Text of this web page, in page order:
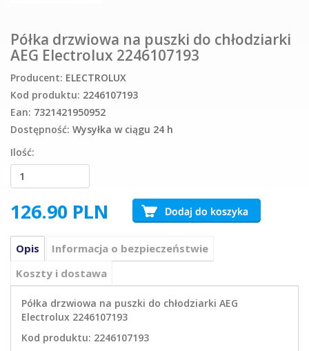
Półka drzwiowa na puszki do chłodziarki
AEG Electrolux 2246107193
Producent: ELECTROLUX
Kod produktu: 2246107193
Ean: 7321421950952
Dostępność: Wysyłka w ciągu 24 h
Ilość:
126.90 PLN
Opis
Informacja o bezpieczeństwie
Koszty i dostawa
Półka drzwiowa na puszki do chłodziarki AEG
Electrolux 2246107193
Kod produktu: 2246107193